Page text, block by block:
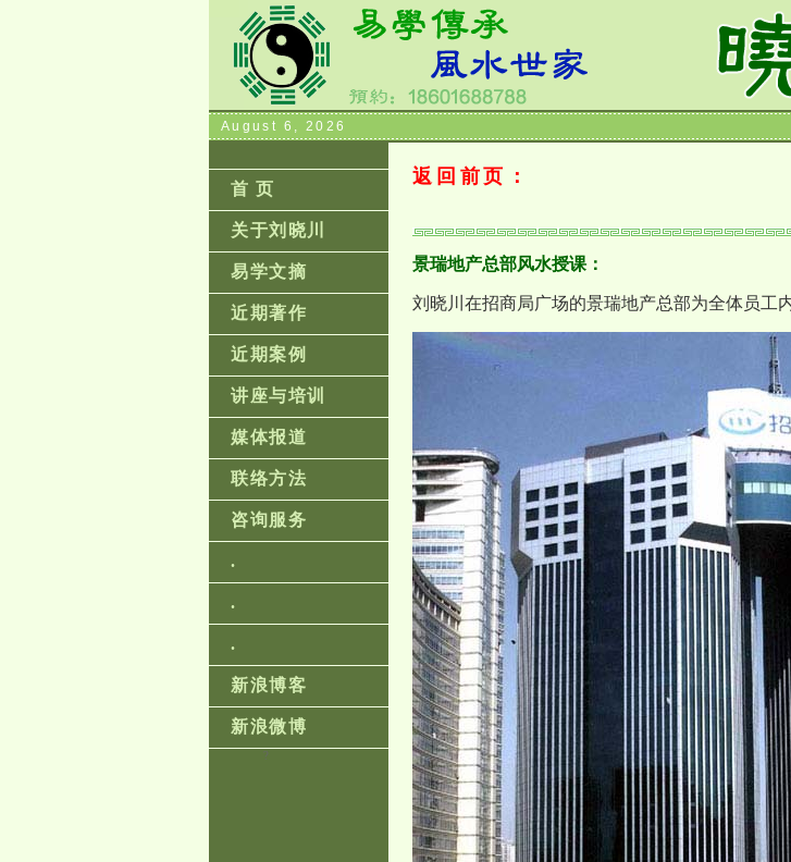
August 6, 2026
首 页
关于刘晓川
易学文摘
近期著作
近期案例
讲座与培训
媒体报道
联络方法
咨询服务
.
.
.
新浪博客
新浪微博
?
返回前页：
景瑞地产总部风水授课：
刘晓川在招商局广场的景瑞地产总部为全体员工